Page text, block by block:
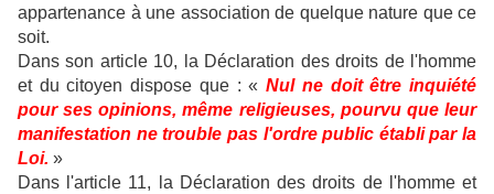
appartenance à une association de quelque nature que ce
soit.
Dans son article 10, la Déclaration des droits de l'homme
et du citoyen dispose que : «Nul ne doit être inquiété
pour ses opinions, même religieuses, pourvu que leur
manifestation ne trouble pas l'ordre public établi par la
Loi. »
Dans l'article 11, la Déclaration des droits de l'homme et